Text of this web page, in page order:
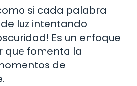
si cada palabra
luz intentando
Es un enfoque
que fomenta la
de